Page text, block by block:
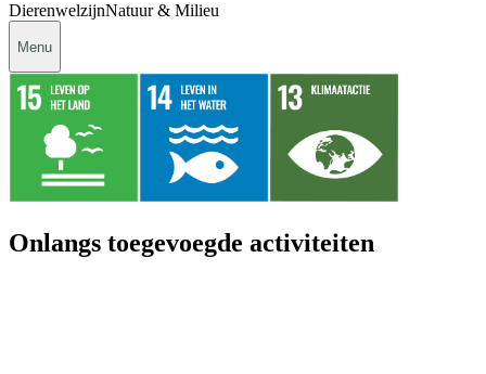
DierenwelzijnNatuur & Milieu
Menu
Onlangs toegevoegde activiteiten